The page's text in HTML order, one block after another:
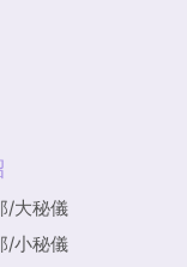
/大秘儀
/小秘儀